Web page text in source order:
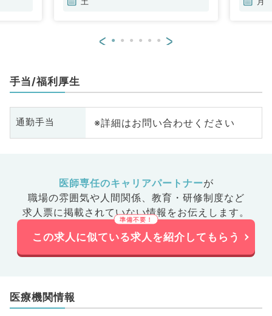
< >
手当/福利厚生
通勤手当 ※詳細はお問い合わせください
医師専任のキャリアパートナーが
職場の雰囲気や人間関係、 教育・研修制度など
求人票に掲載されていない情報をお伝えします。
この求人に似ている求人を紹介してもらう
医療機関情報